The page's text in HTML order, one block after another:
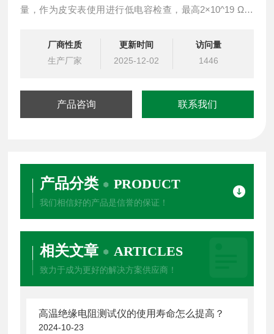
量，作为皮安表使用进行低电容检查，最高2×10^19 Ω显
USB，自行设计的悬浮式电路，能不受测量环境影响进行
稳定测量，并且运用在产线中实现高速测量。可
厂商性质
生产厂家
更新时间
2025-12-02
访问量
1446
产品咨询 联系我们
产品分类 PRODUCT
我们相信好的产品是信誉的保证！
相关文章 ARTICLES
致力于成为更好的解决方案供应商！
高温绝缘电阻测试仪的使用寿命怎么提高？
2024-10-23